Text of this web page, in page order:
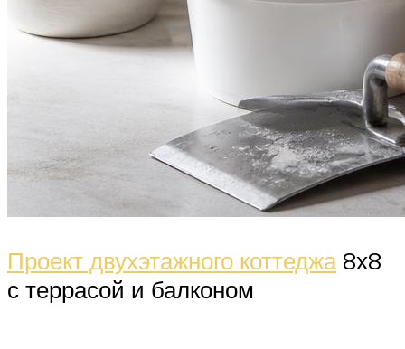
Проект двухэтажного коттеджа8х8
с террасой и балконом